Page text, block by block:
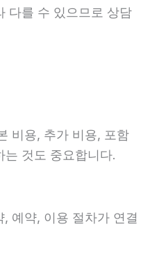
다를 수 있으므로 상담
비용, 추가 비용, 포함
것도 중요합니다.
예약, 이용 절차가 연결